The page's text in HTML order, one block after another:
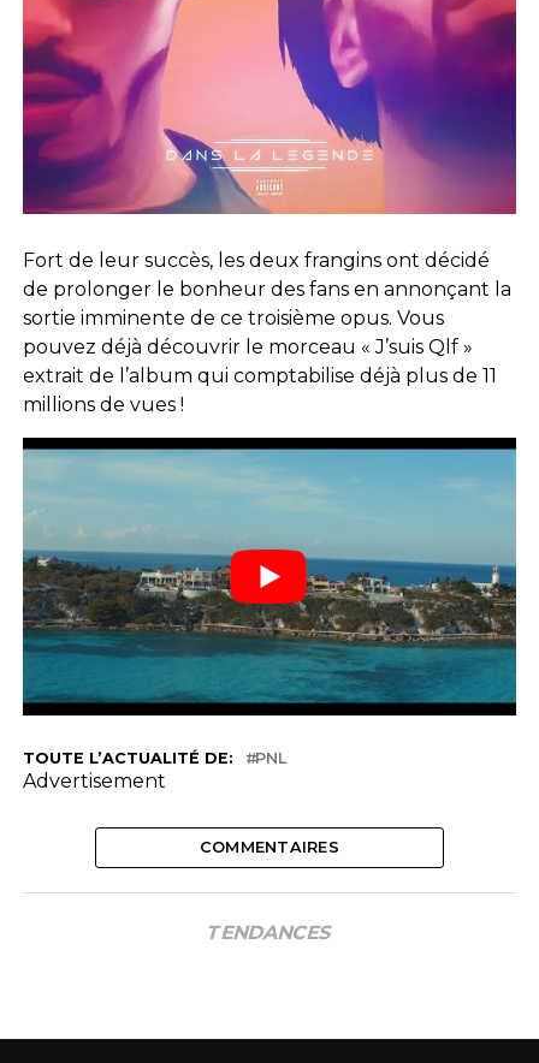
Fort de leur succès, les deux frangins ont décidé
de prolonger le bonheur des fans en annonçant la
sortie imminente de ce troisième opus. Vous
pouvez déjà découvrir le morceau « J’suis Qlf »
extrait de l’album qui comptabilise déjà plus de 11
millions de vues !
TOUTE L’ACTUALITÉ DE: PNL
Advertisement
COMMENTAIRES
TENDANCES